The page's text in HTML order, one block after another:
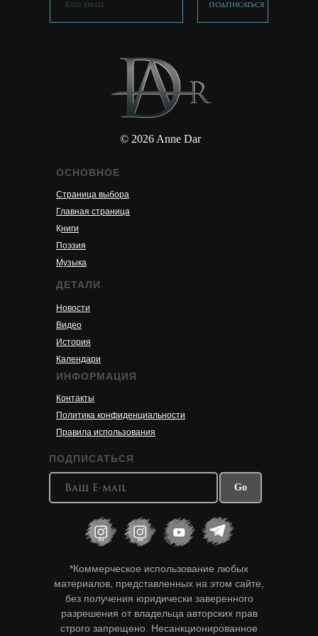
ПОДПИСАТЬСЯ
ОСНОВНОЕ
Страница выбора
Главная страница
Книги
Поэзия
Музыка
Go
ДЕТАЛИ
Новости
Видео
История
Календари
ПОДПИСАТЬСЯ
© 2026 Anne Dar
ИНФОРМАЦИЯ
Контакты
Политика конфиденциальности
Правила использования
*Коммерческое использование любых
материалов, представленных на этом сайте,
без получения юридически заверенного
разрешения от владельца авторских прав
строго запрещено. Несанкционированное